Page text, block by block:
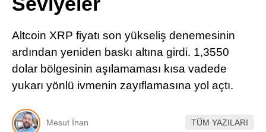
Telegram
Altcoin XRP fiyatı son yükseliş denemesinin
ardından yeniden baskı altına girdi. 1,3550
dolar bölgesinin aşılamaması kısa vadede
yukarı yönlü ivmenin zayıflamasına yol açtı.
Mesut İnan TÜM YAZILARI